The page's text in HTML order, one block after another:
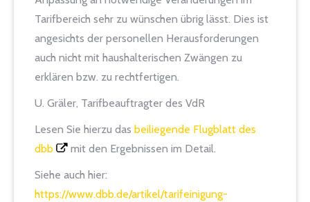
Tarifbereich sehr zu wünschen übrig lässt. Dies ist
angesichts der personellen Herausforderungen
auch nicht mit haushalterischen Zwängen zu
erklären bzw. zu rechtfertigen.
U. Gräler, Tarifbeauftragter des VdR
Lesen Sie hierzu das beiliegende Flugblatt des
dbb
mit den Ergebnissen im Detail.
Siehe auch hier:
https://www.dbb.de/artikel/tarifeinigung-